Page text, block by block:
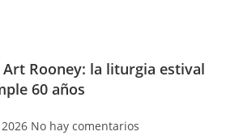
Art Rooney: la liturgia estival
60 años
No hay comentarios